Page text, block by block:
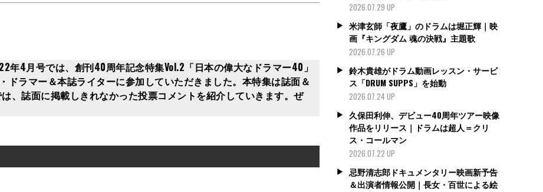
年4月号では、創刊40周年記念特集Vol.2「日本の偉大なドラマー40」
ドラマー＆本誌ライターに参加していただきました。本特集は誌面＆
、誌面に掲載しきれなかった投票コメントを紹介していきます。ぜ
2026.07.29 UP
米津玄師「夜鷹」のドラムは堀正輝｜映
画『キングダム 魂の決戦』主題歌
2026.07.26 UP
鈴木貴雄がドラム動画レッスン・サービ
ス「DRUM SUPPS」を始動
2026.07.24 UP
久保田利伸、デビュー40周年ツアー映像
作品をリリース｜ドラムは超人＝クリ
ス・コールマン
2026.07.22 UP
忌野清志郎ドキュメンタリー映画新予告
＆出演者情報公開｜長女・百世による絵